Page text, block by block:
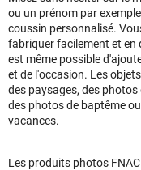
ou un prénom par
coussin personnalisé.
fabriquer facilement et en
est même possible
et de l'occasion. Les
des paysages, des
des photos de baptême
vacances.
Les produits photos